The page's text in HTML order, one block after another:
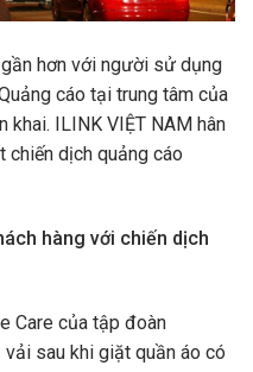
hơn với người sử dụng
cáo tại trung tâm của
khai. ILINK VIỆT NAM hân
chiến dịch quảng cáo
hàng với chiến dịch
Care của tập đoàn
sau khi giặt quần áo có